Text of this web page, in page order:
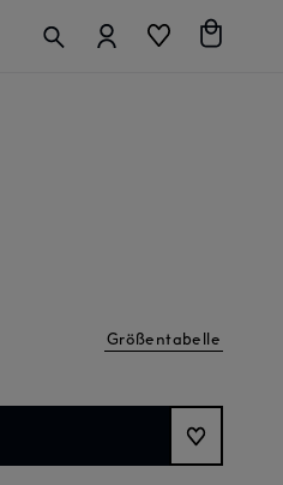
AnmeldenWarenkorb
Größentabelle